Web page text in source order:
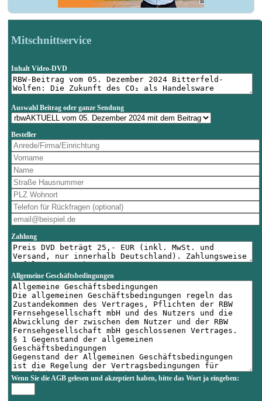
Mitschnittservice
Inhalt Video-DVD
Auswahl Beitrag oder ganze Sendung
Besteller
Zahlung
Allgemeine Geschäftsbedingungen
Wenn Sie die AGB gelesen und akzeptiert haben, bitte das Wort ja eingeben: